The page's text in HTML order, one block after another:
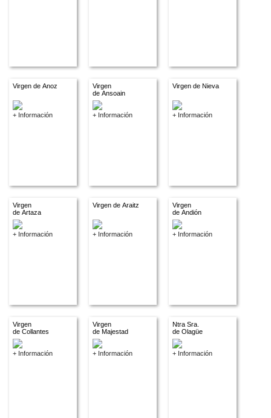
Virgen de Anoz
+ Información
Virgen
de Ansoain
+ Información
Virgen de Nieva
+ Información
Virgen
de Artaza
+ Información
Virgen de Araitz
+ Información
Virgen
de Andión
+ Información
Virgen
de Collantes
+ Información
Virgen
de Majestad
+ Información
Ntra Sra.
de Olagüe
+ Información